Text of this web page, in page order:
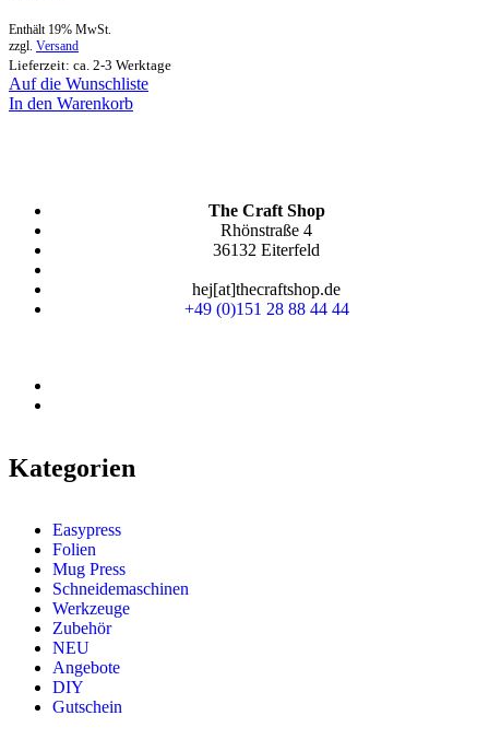
Enthält 19% MwSt.
zzgl. Versand
Lieferzeit: ca. 2-3 Werktage
Auf die Wunschliste
In den Warenkorb
The Craft Shop
Rhönstraße 4
36132 Eiterfeld
hej[at]thecraftshop.de
+49 (0)151 28 88 44 44
Kategorien
Easypress
Folien
Mug Press
Schneidemaschinen
Werkzeuge
Zubehör
NEU
Angebote
DIY
Gutschein